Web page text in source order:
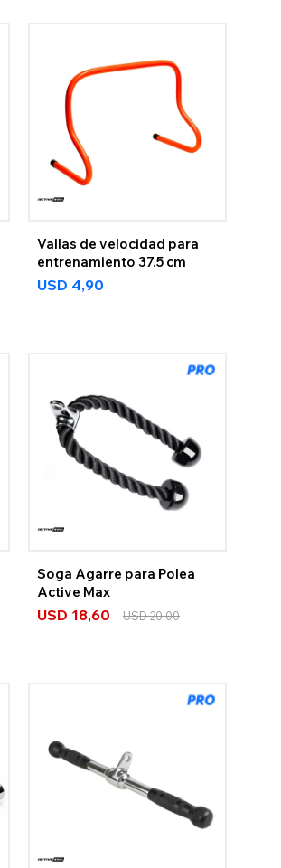
Vallas de velocidad para
entrenamiento 37.5 cm
USD 4,90
Soga Agarre para Polea
Active Max
USD 18,60 USD20,00